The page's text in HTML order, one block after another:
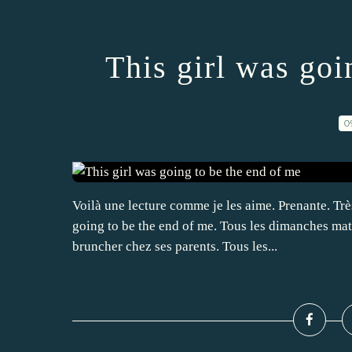
This girl was
Voilà une lecture comme je les aime. Prenante.
going to be the end of me. Tous les dimanches
bruncher chez ses parents. Tous les...